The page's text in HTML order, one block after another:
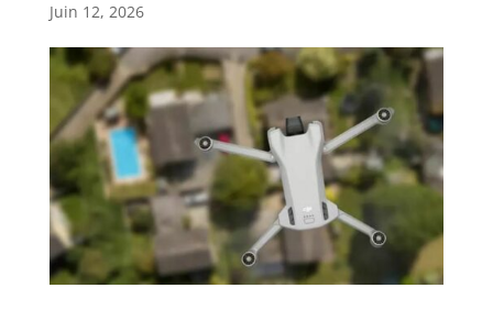
Juin 12, 2026